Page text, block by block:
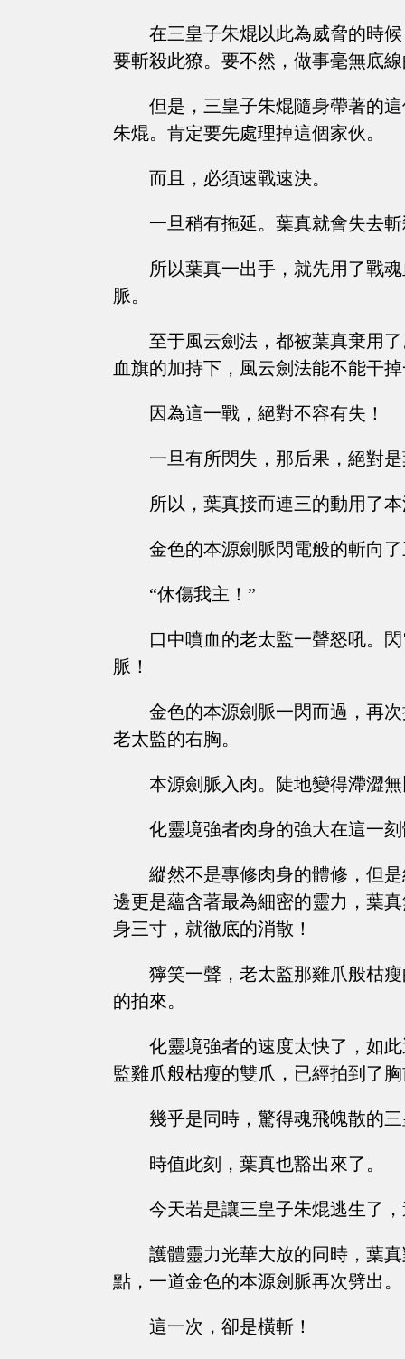
在三皇子朱焜以此為威脅的時
要斬殺此獠。要不然，做事毫無底
但是，三皇子朱焜隨身帶著的
朱焜。肯定要先處理掉這個家伙。
而且，必須速戰速決。
一旦稍有拖延。葉真就會失去
所以葉真一出手，就先用了戰
脈。
至于風云劍法，都被葉真棄用
血旗的加持下，風云劍法能不能干
因為這一戰，絕對不容有失！
一旦有所閃失，那后果，絕對
所以，葉真接而連三的動用了
金色的本源劍脈閃電般的斬向
“休傷我主！”
口中噴血的老太監一聲怒吼。
脈！
金色的本源劍脈一閃而過，再
老太監的右胸。
本源劍脈入肉。陡地變得滯澀
化靈境強者肉身的強大在這一
縱然不是專修肉身的體修，但
邊更是蘊含著最為細密的靈力，葉
身三寸，就徹底的消散！
獰笑一聲，老太監那雞爪般枯
的拍來。
化靈境強者的速度太快了，如
監雞爪般枯瘦的雙爪，已經拍到了
幾乎是同時，驚得魂飛魄散的
時值此刻，葉真也豁出來了。
今天若是讓三皇子朱焜逃生了
護體靈力光華大放的同時，葉
點，一道金色的本源劍脈再次劈出。
這一次，卻是橫斬！